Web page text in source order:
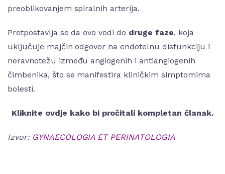
preoblikovanjem spiralnih arterija.
Pretpostavlja se da ovo vodi do druge faze, koja
uključuje majčin odgovor na endotelnu disfunkciju i
neravnotežu između angiogenih i antiangiogenih
čimbenika, što se manifestira kliničkim simptomima
bolesti.
Kliknite ovdje kako bi pročitali kompletan članak.
Izvor: GYNAECOLOGIA ET PERINATOLOGIA